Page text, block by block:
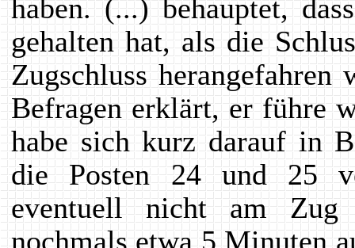
haben. (...) behauptet,
gehalten hat, als die
Zugschluss
Befragen erklärt, er führe
habe sich kurz darauf in
die Posten 24 und 25
eventuell nicht am
nochmals etwa 5 Minuten